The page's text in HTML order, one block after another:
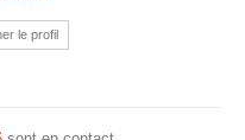
le profil